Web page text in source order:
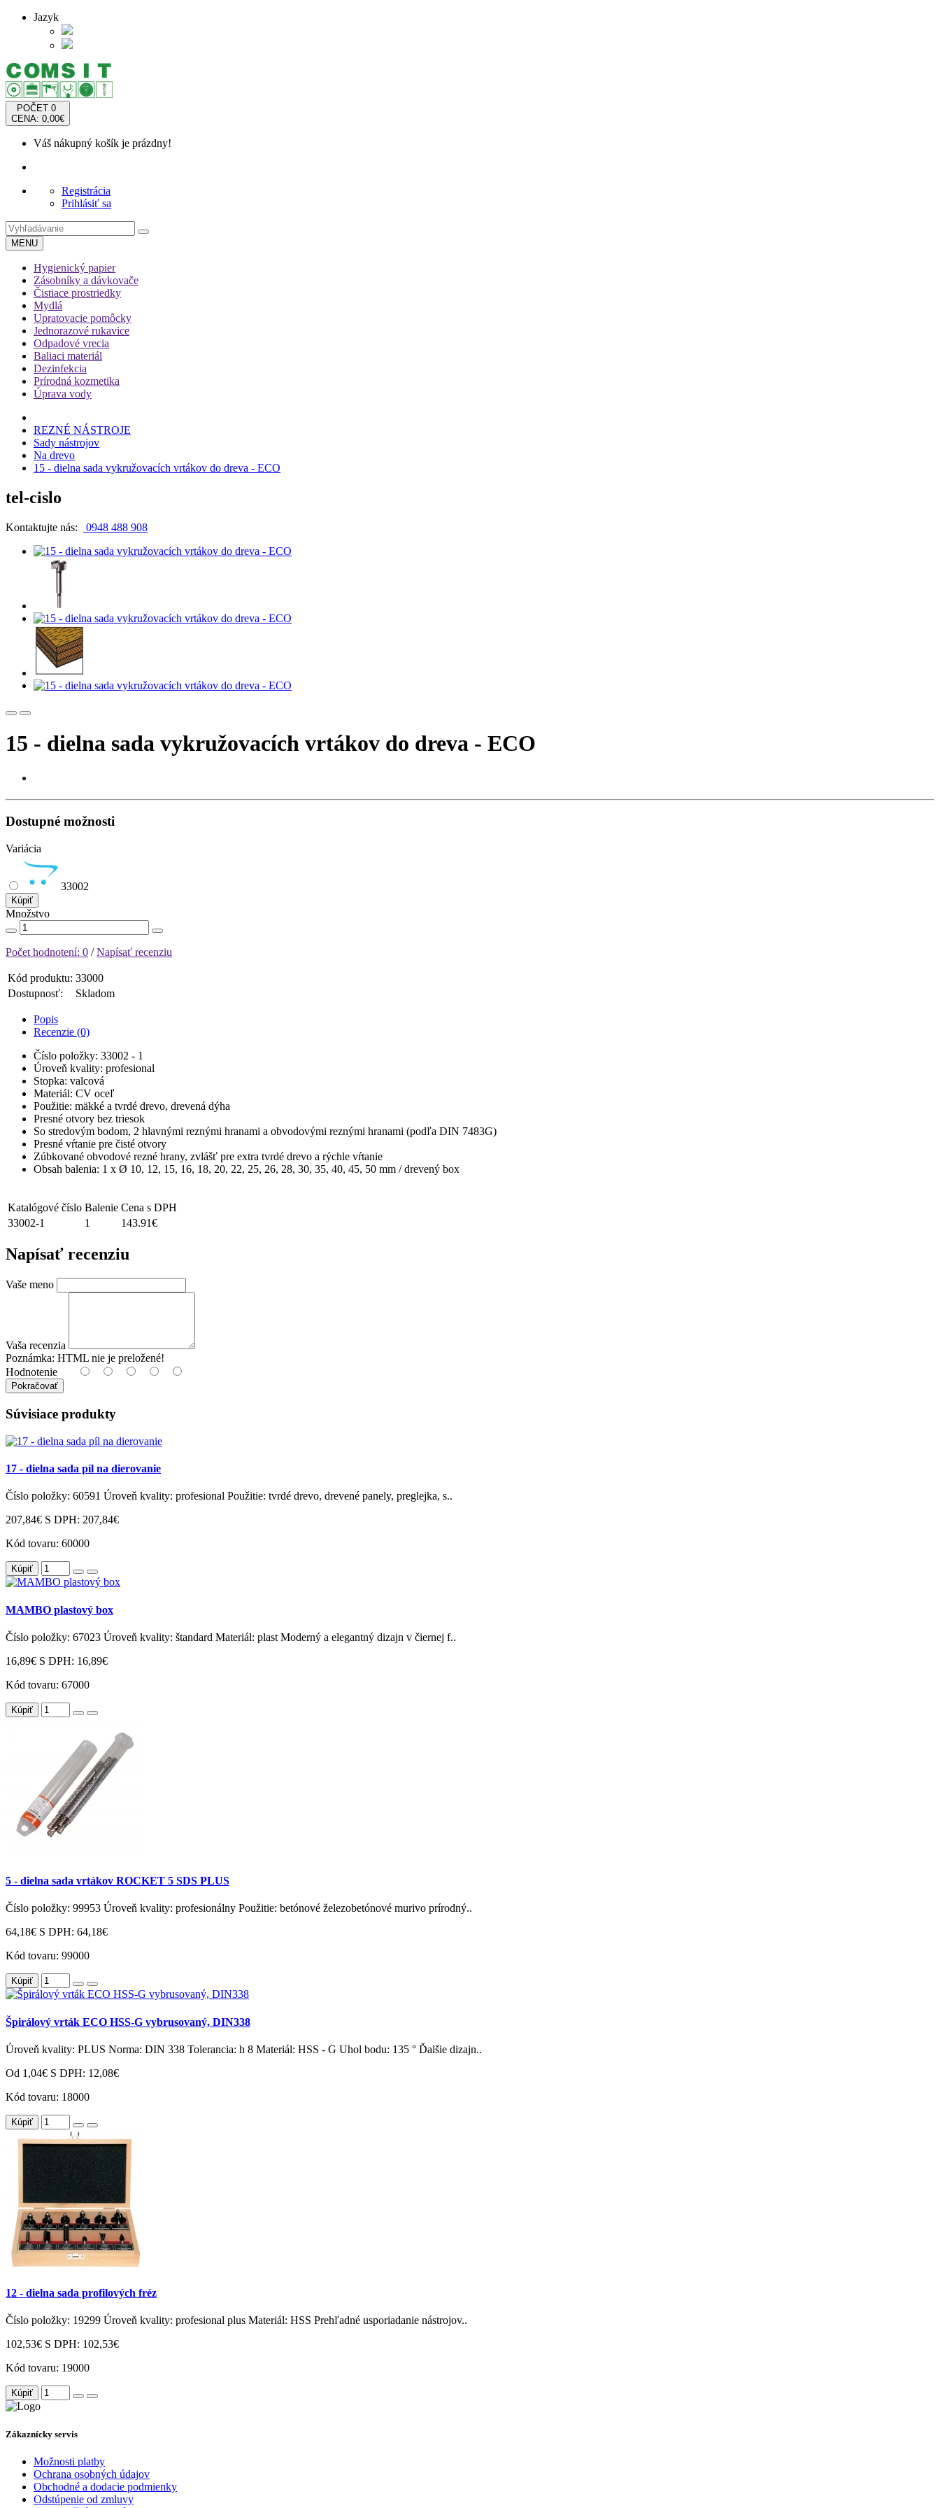
Jazyk
POČET 0
CENA: 0,00€
Váš nákupný košík je prázdny!
Registrácia
Prihlásiť sa
MENU
Hygienický papier
Zásobníky a dávkovače
Čistiace prostriedky
Mydlá
Upratovacie pomôcky
Jednorazové rukavice
Odpadové vrecia
Baliaci materiál
Dezinfekcia
Prírodná kozmetika
Úprava vody
REZNÉ NÁSTROJE
Sady nástrojov
Na drevo
15 - dielna sada vykružovacích vrtákov do dreva - ECO
tel-cislo
Kontaktujte nás: 0948 488 908
15 - dielna sada vykružovacích vrtákov do dreva - ECO
Dostupné možnosti
Variácia
33002
Kúpiť
Množstvo
Počet hodnotení: 0 /Napísať recenziu
Kód produktu: 33000
Dostupnosť:
Skladom
Popis
Recenzie (0)
Číslo položky: 33002 - 1
Úroveň kvality: profesional
Stopka: valcová
Materiál: CV oceľ
Použitie: mäkké a tvrdé drevo, drevená dýha
Presné otvory bez triesok
So stredovým bodom, 2 hlavnými reznými hranami a obvodovými reznými hranami (podľa DIN 7483G)
Presné vŕtanie pre čisté otvory
Zúbkované obvodové rezné hrany, zvlášť pre extra tvrdé drevo a rýchle vŕtanie
Obsah balenia: 1 x Ø 10, 12, 15, 16, 18, 20, 22, 25, 26, 28, 30, 35, 40, 45, 50 mm / drevený box
Katalógové číslo Balenie Cena s DPH
33002-1
1 143.91€
Napísať recenziu
Vaše meno
Vaša recenzia
Poznámka: HTML nie je preložené!
Hodnotenie
Pokračovať
Súvisiace produkty
17 - dielna sada píl na dierovanie
Číslo položky: 60591 Úroveň kvality: profesional Použitie: tvrdé drevo, drevené panely, preglejka, s..
207,84€ S DPH: 207,84€
Kód tovaru: 60000
Kúpiť
MAMBO plastový box
Číslo položky: 67023 Úroveň kvality: štandard Materiál: plast Moderný a elegantný dizajn v čiernej f..
16,89€ S DPH: 16,89€
Kód tovaru: 67000
Kúpiť
5 - dielna sada vrtákov ROCKET 5 SDS PLUS
Číslo položky: 99953 Úroveň kvality: profesionálny Použitie: betónové železobetónové murivo prírodný..
64,18€ S DPH: 64,18€
Kód tovaru: 99000
Kúpiť
Špirálový vrták ECO HSS-G vybrusovaný, DIN338
Úroveň kvality: PLUS Norma: DIN 338 Tolerancia: h 8 Materiál: HSS - G Uhol bodu: 135 ° Ďalšie dizajn..
Od 1,04€ S DPH: 12,08€
Kód tovaru: 18000
Kúpiť
12 - dielna sada profilových fréz
Číslo položky: 19299 Úroveň kvality: profesional plus Materiál: HSS Prehľadné usporiadanie nástrojov..
102,53€ S DPH: 102,53€
Kód tovaru: 19000
Kúpiť
Zákaznícky servis
Možnosti platby
Ochrana osobných údajov
Obchodné a dodacie podmienky
Odstúpenie od zmluvy